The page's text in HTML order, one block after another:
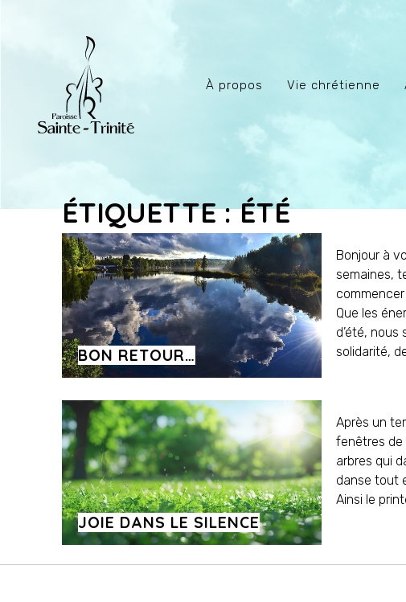
À propos Vie chrétienne
ÉTIQUETTE : ÉTÉ
BON RETOUR…
Bonjour à
semaines,
Que les
d’été,
solidarité,
JOIE DANS LE SILENCE
Après un
fenêtres de
arbres qui
danse tout
Ainsi le